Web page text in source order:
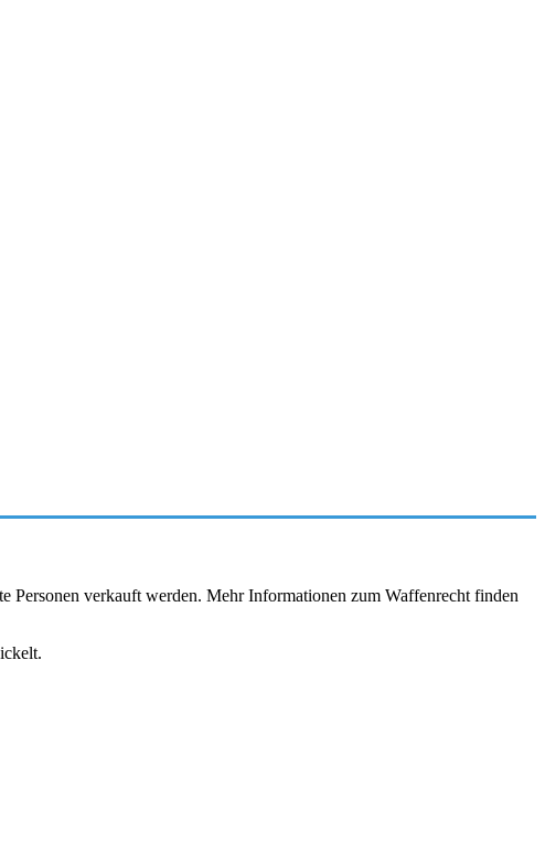
Personen verkauft werden. Mehr Informationen zum Waffenrecht finden